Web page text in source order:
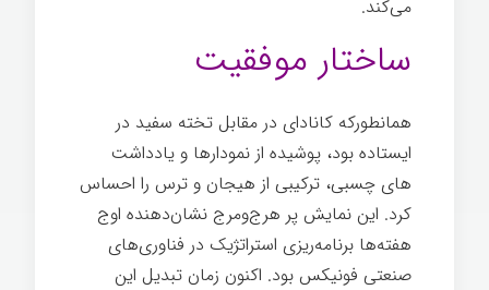
می‌کند.
ساختار موفقیت
همانطورکه کانادای در مقابل تخته سفید در
ایستاده بود، پوشیده از نمودارها و یادداشت
های چسبی، ترکیبی از هیجان و ترس را احساس
کرد. این نمایش پر هرج‌ومرج نشان‌دهنده اوج
هفته‌ها برنامه‌ریزی استراتژیک در فناوری‌های
صنعتی فونیکس بود. اکنون زمان تبدیل این